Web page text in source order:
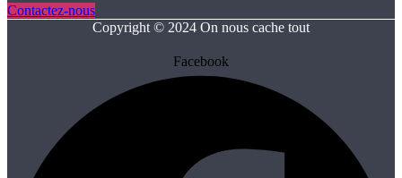
Contactez-nous
Copyright © 2024 On nous cache tout
Facebook